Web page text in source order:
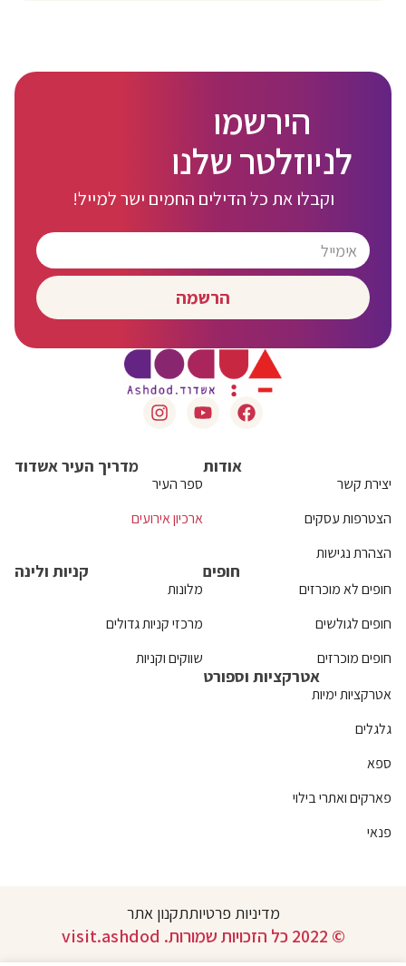
הירשמו
לניוזלטר שלנו
וקבלו את כל הדילים החמים ישר למייל!
הרשמה
אודות
יצירת קשר
הצטרפות עסקים
הצהרת נגישות
מדריך העיר אשדוד
ספר העיר
ארכיון אירועים
חופים
חופים לא מוכרזים
חופים לגולשים
חופים מוכרזים
קניות ולינה
מלונות
מרכזי קניות גדולים
שווקים וקניות
אטרקציות וספורט
אטרקציות ימיות
גלגלים
ספא
פארקים ואתרי בילוי
פנאי
מדיניות פרטיותתקנון אתר
© 2022 כל הזכויות שמורות. visit.ashdod